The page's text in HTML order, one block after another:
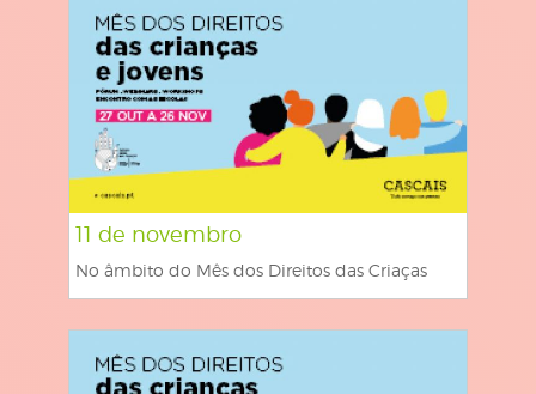
11 de novembro
No âmbito do Mês dos Direitos das Criaças